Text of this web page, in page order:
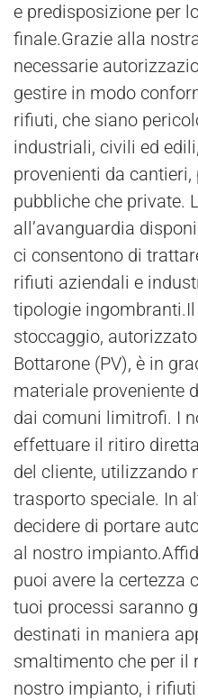
e predisposizione per
finale.Grazie alla
necessarie
gestire in modo
rifiuti, che siano
industriali, civili ed
provenienti da
pubbliche che private.
all’avanguardia
ci consentono di
rifiuti aziendali e
tipologie
stoccaggio,
Bottarone (PV), è in
materiale proveniente
dai comuni limitrofi. I
effettuare il ritiro
del cliente, utilizzando
trasporto speciale. In
decidere di portare
al nostro
puoi avere la certezza
tuoi processi saranno
destinati in maniera
smaltimento che per il
nostro impianto, i